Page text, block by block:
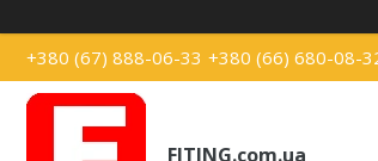
+380 (67) 888-06-33 +380 (66) 680-08-
FITING.com.ua